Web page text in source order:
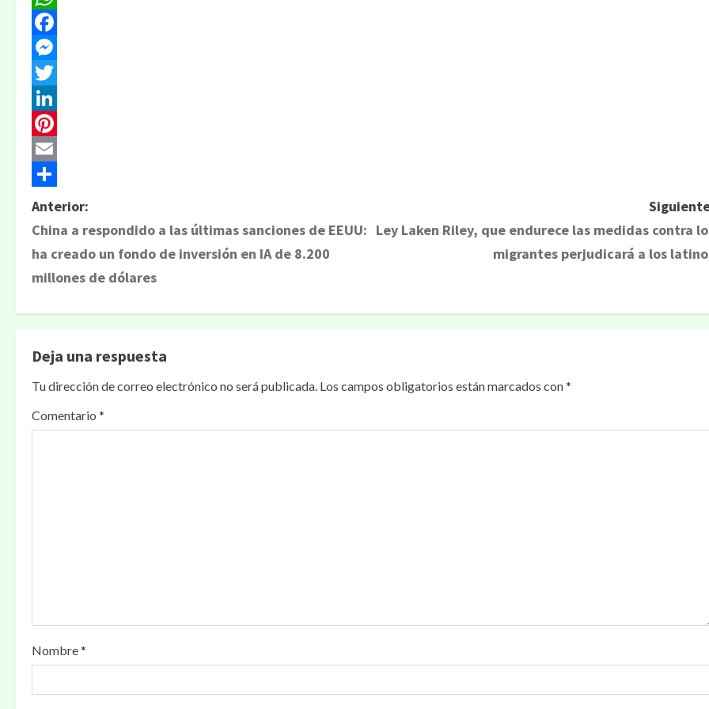
WhatsApp
Facebook
Messenger
Twitter
LinkedIn
Pinterest
Email
Compartir
Anterior:
China a respondido a las últimas sanciones de EEUU:
ha creado un fondo de inversión en IA de 8.200
millones de dólares
Ley Laken Riley, que endurece las medidas contra
migrantes perjudicará a los
Deja una respuesta
Tu dirección de correo electrónico no será publicada. Los campos obligatorios están marcados con*
Comentario *
Nombre*